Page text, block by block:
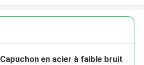
Capuchon en acier à faible bruit